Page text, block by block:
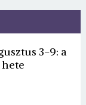
3-9: a